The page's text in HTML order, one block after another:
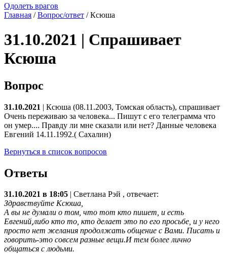
Одолеть врагов
Главная /Вопрос/ответ / Ксюша
31.10.2021 | Спрашивает
Ксюша
Вопрос
31.10.2021 | Ксюша (08.11.2003, Томская область), спрашивает
Очень переживаю за человека... Пишут с его телеграмма что
он умер.... Правду ли мне сказали или нет? Данные человека
Евгений 14.11.1992.( Сахалин)
Вернуться в список вопросов
Ответы
31.10.2021 в 18:05 Светлана Рэй , отвечает:
Здравствуйте Ксюша,
А вы не думали о том, что тот кто пишет, и есть
Евгений,либо кто то, кто делает это по его просьбе, и у него
просто нет желания продолжать общение с Вами. Писать и
говорить-это совсем разные вещи.И тем более лично
общаться с людьми.